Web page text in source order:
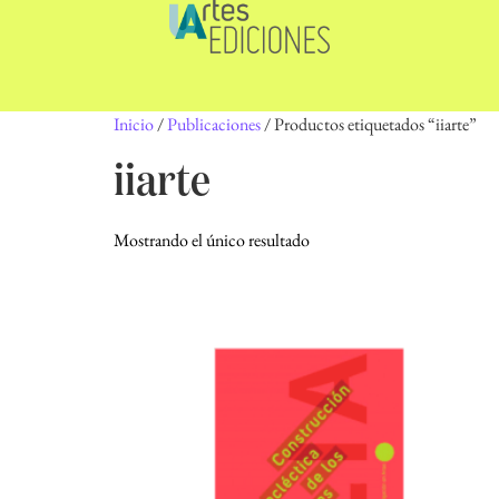
Inicio/Publicaciones/ Productos etiquetados “iiarte”
iiarte
Mostrando el único resultado